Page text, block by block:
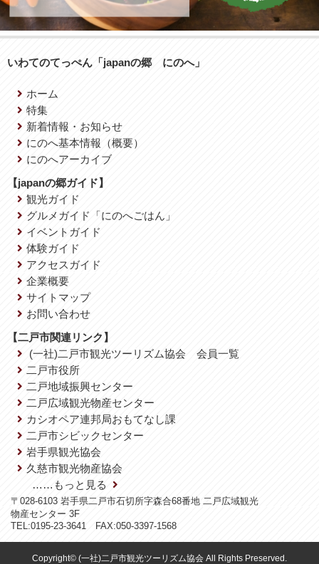
いわてのてっぺん「japanの郷 にのへ」
ホーム
特集
新着情報・お知らせ
にのへ基本情報（概要）
にのへアーカイブ
【japanの郷ガイド】
観光ガイド
グルメガイド「にのへごはん」
イベントガイド
体験ガイド
アクセスガイド
企業概要
サイトマップ
お問い合わせ
【二戸市関連リンク】
(一社)二戸市観光ツーリズム協会 会員一覧
二戸市役所
二戸地域振興センター
二戸広域観光物産センター
カシオペア連邦局おもてなし課
二戸市シビックセンター
岩手県観光協会
久慈市観光物産協会
……もっと見る
〒028-6103 岩手県二戸市石切所字森合68番地 二戸広域観光
物産センター 3F
TEL:0195-23-3641 FAX:050-3397-1568
Copyright© (一社)二戸市観光ツーリズム協会 All Rights Preserved.